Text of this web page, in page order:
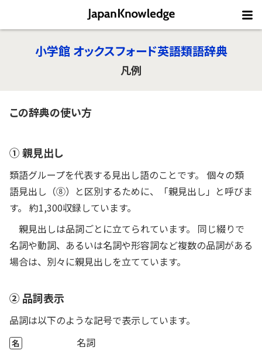
小学館 オックスフォード英語類語辞典
凡例
この辞典の使い方
① 親見出し
類語グループを代表する見出し語のことです。 個々の類
語見出し（⑧）と区別するために、「親見出し」と呼びま
す。 約1,300収録しています。
親見出しは品詞ごとに立てられています。 同じ綴りで
名詞や動詞、あるいは名詞や形容詞など複数の品詞がある
場合は、別々に親見出しを立てています。
② 品詞表示
品詞は以下のような記号で表示しています。
名 名詞